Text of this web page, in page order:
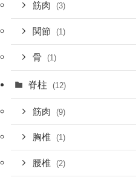
筋肉 (3)
関節 (1)
骨 (1)
脊柱 (12)
筋肉 (9)
胸椎 (1)
腰椎 (2)